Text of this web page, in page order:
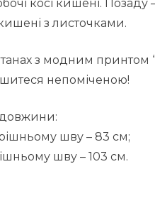
косі кишені. Позаду
з листочками.
з модним принтом
непоміченою!
шву – 83 см;
шву – 103 см.